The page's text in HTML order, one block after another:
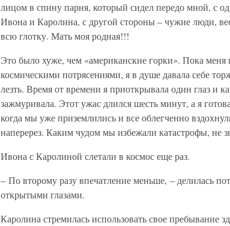
лицом в спину парня, который сидел передо мной, с
Ивона и Каролина, с другой стороны – чужие люди,
всю глотку. Мать моя родная!!!
Это было хуже, чем «американские горки». Пока
космическими потрясениями, я в душе давала себе
лезть. Время от времени я приоткрывала один глаз и
зажмуривала. Этот ужас длился шесть минут, а я
когда мы уже приземлились и все облегченно
наперерез. Каким чудом мы избежали катастрофы, не
Ивона с Каролиной слетали в космос еще раз.
– По второму разу впечатление меньше, – делилась
открытыми глазами.
Каролина стремилась использовать свое